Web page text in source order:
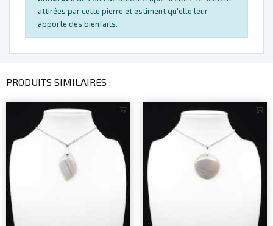
attirées par cette pierre et estiment qu'elle leur
apporte des bienfaits.
PRODUITS SIMILAIRES :